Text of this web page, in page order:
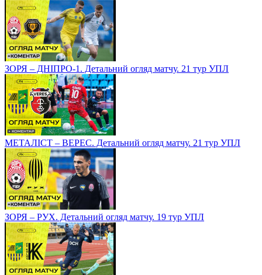
ЗОРЯ – ДНІПРО-1. Детальний огляд матчу. 21 тур УПЛ
МЕТАЛІСТ – ВЕРЕС. Детальний огляд матчу. 21 тур УПЛ
ЗОРЯ – РУХ. Детальний огляд матчу. 19 тур УПЛ